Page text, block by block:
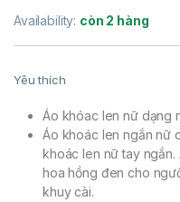
Availability: còn 2 hàng
Yêu thích
Áo khóac len nữ dạng
Áo khoác len ngắn nữ
khoác len nữ tay
hoa hồng đen cho
khuy cài.